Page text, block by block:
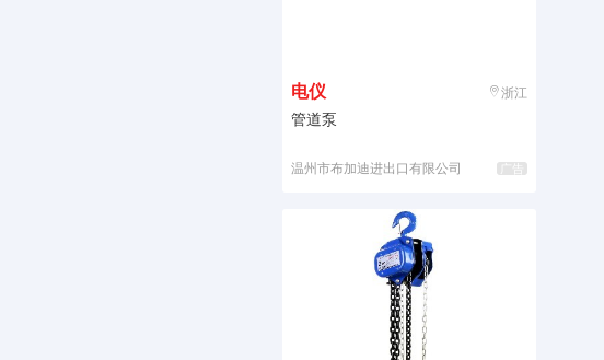
电仪 浙江
管道泵
温州市布加迪进出口有限公司 广告